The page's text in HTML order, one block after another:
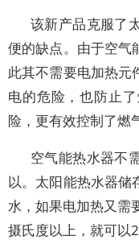
该新产品克服了
便的缺点。由于空气
此其不需要电加热元
电的危险，也防止
险，更有效控制了燃
空气能热水器不
以。太阳能热水器储
水，如果电加热又需
摄氏度以上，就可以